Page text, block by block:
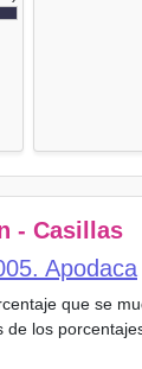
- Casillas
Apodaca
que se
de los